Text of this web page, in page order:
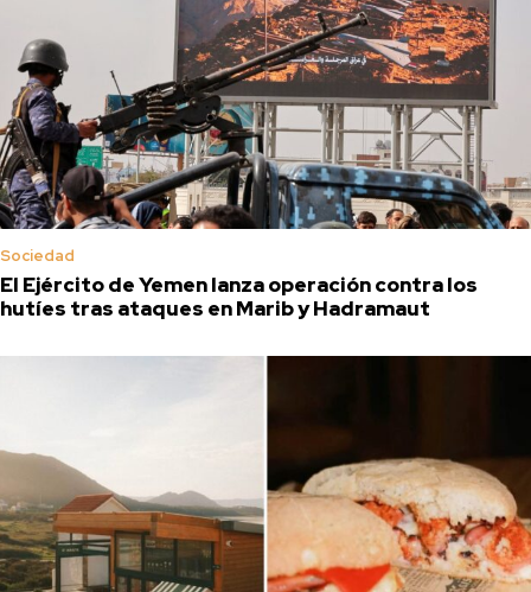
Sociedad
El Ejército de Yemen lanza operación contra los
hutíes tras ataques en Marib y Hadramaut